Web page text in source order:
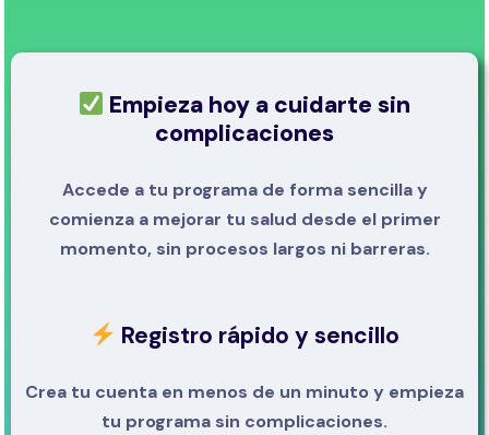
Empieza hoy a cuidarte sin
complicaciones
Accede a tu programa de forma sencilla y
comienza a mejorar tu salud desde el primer
momento, sin procesos largos ni barreras.
Registro rápido y sencillo
Crea tu cuenta en menos de un minuto y empieza
tu programa sin complicaciones.